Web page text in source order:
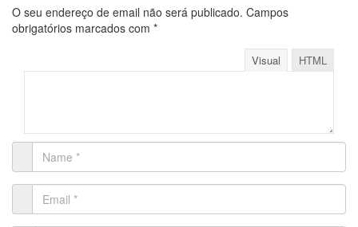
O seu endereço de email não será publicado. Campos
obrigatórios marcados com *
Visual HTML